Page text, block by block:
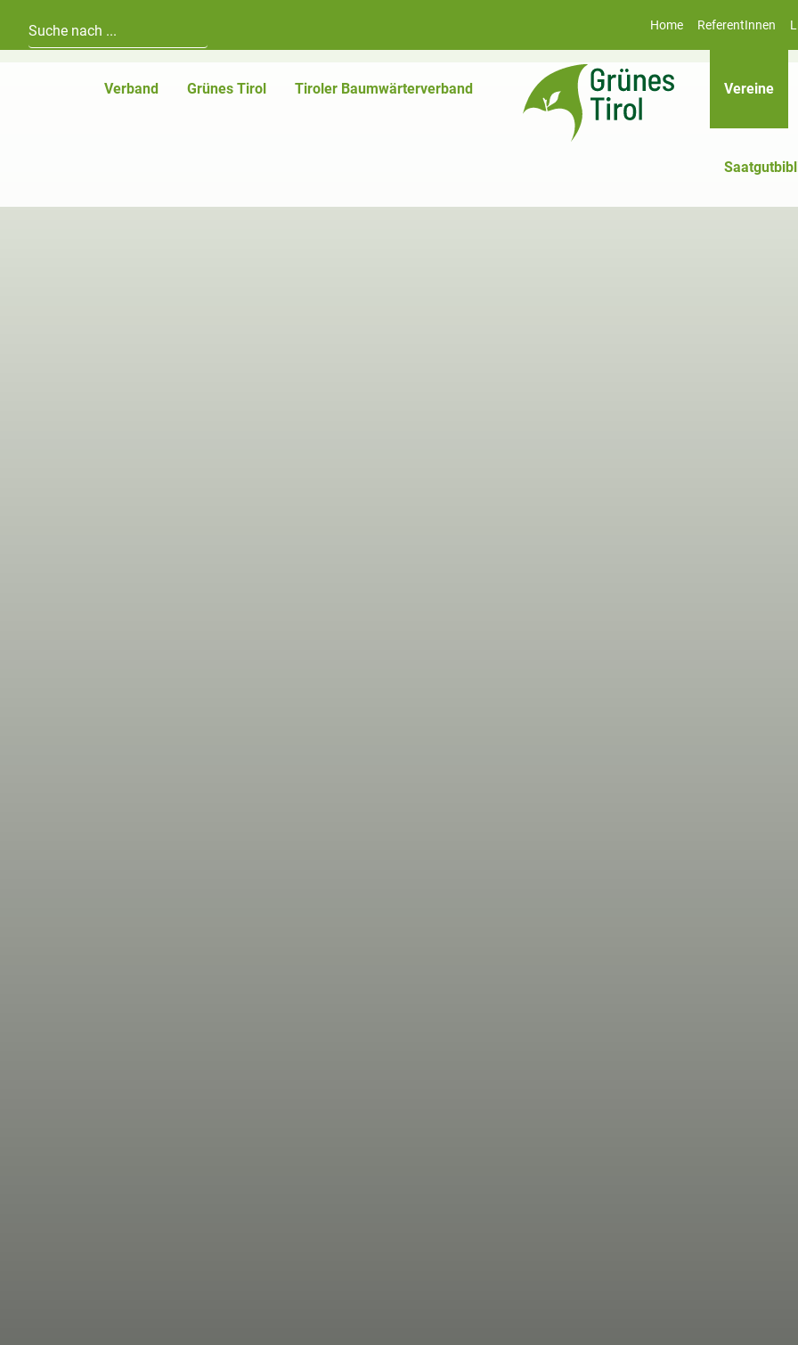
Home ReferentInnen
Verband Grünes Tirol Tiroler Baumwärterverband Vereine